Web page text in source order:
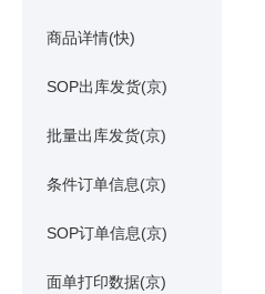
商品详情(快)
SOP出库发货(京)
批量出库发货(京)
条件订单信息(京)
SOP订单信息(京)
面单打印数据(京)